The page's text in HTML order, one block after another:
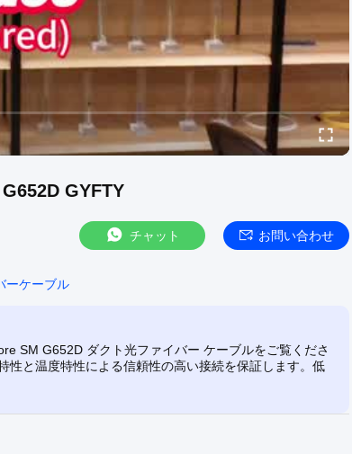
GYFTY
チャット お問い合わせ
ーケーブル
SM G652D ダクト光ファイバー ケーブルをご覧くださ
と温度特性による信頼性の高い接続を保証します。低